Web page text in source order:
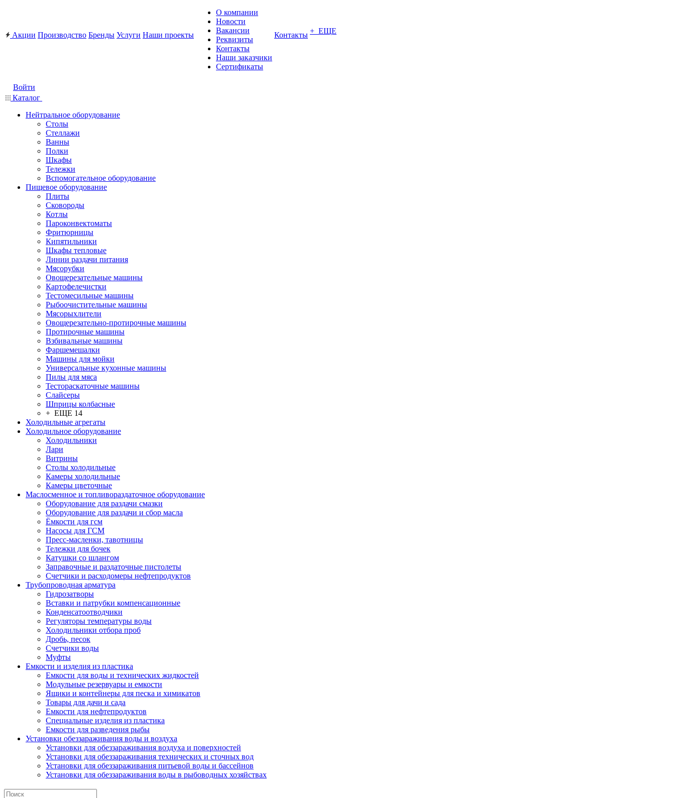
Акции Производство Бренды Услуги Наши проекты
О компании
Новости
Вакансии
Реквизиты
Контакты
Наши заказчики
Сертификаты
Контакты + ЕЩЕ
Войти
Каталог
Нейтральное оборудование
Столы
Стеллажи
Ванны
Полки
Шкафы
Тележки
Вспомогательное оборудование
Пищевое оборудование
Плиты
Сковороды
Котлы
Пароконвектоматы
Фритюрницы
Кипятильники
Шкафы тепловые
Линии раздачи питания
Мясорубки
Овощерезательные машины
Картофелечистки
Тестомесильные машины
Рыбоочистительные машины
Мясорыхлители
Овощерезательно-протирочные машины
Протирочные машины
Взбивальные машины
Фаршемешалки
Машины для мойки
Универсальные кухонные машины
Пилы для мяса
Тестораскаточные машины
Слайсеры
Шприцы колбасные
+ ЕЩЕ 14
Холодильные агрегаты
Холодильное оборудование
Холодильники
Лари
Витрины
Столы холодильные
Камеры холодильные
Камеры цветочные
Маслосменное и топливораздаточное оборудование
Оборудование для раздачи смазки
Оборудование для раздачи и сбор масла
Ёмкости для гсм
Насосы для ГСМ
Пресс-масленки, тавотницы
Тележки для бочек
Катушки со шлангом
Заправочные и раздаточные пистолеты
Счетчики и расходомеры нефтепродуктов
Трубопроводная арматура
Гидрозатворы
Вставки и патрубки компенсационные
Конденсатоотводчики
Регуляторы температуры воды
Холодильники отбора проб
Дробь, песок
Счетчики воды
Муфты
Емкости и изделия из пластика
Емкости для воды и технических жидкостей
Модульные резервуары и емкости
Ящики и контейнеры для песка и химикатов
Товары для дачи и сада
Емкости для нефтепродуктов
Специальные изделия из пластика
Емкости для разведения рыбы
Установки обеззараживания воды и воздуха
Установки для обеззараживания воздуха и поверхностей
Установки для обеззараживания технических и сточных вод
Установки для обеззараживания питьевой воды и бассейнов
Установки для обеззараживания воды в рыбоводных хозяйствах